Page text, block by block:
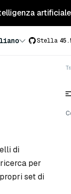
Stella
di
per
set di